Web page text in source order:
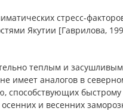
стресс-
Якутии [Гаврилова,
теплым и
имеет аналогов в
способствующих быстрому
и весенних